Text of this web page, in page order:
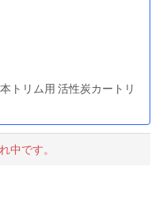
トリム用 活性炭カートリ
中です。